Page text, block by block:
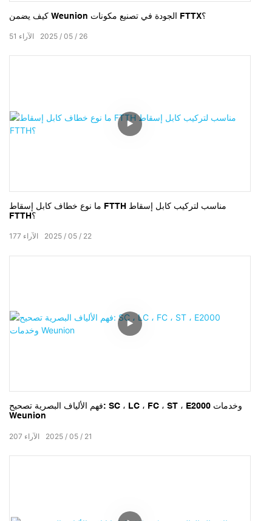
كيف يضمن Weunion الجودة في تصنيع مكونات FTTX؟
2025 05 26
51 الآراء
ما نوع خطاف كابل إسقاط FTTH مناسب لتركيب كابل إسقاط
FTTH؟
2025 05 22
177 الآراء
فهم الألياف البصرية تصحيح: SC ، LC ، FC ، ST ، E2000 وخدمات
Weunion
2025 05 21
207 الآراء